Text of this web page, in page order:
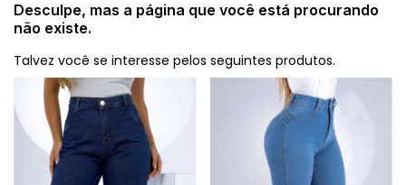
Desculpe, mas a página que você está procurando
não existe.
Talvez você se interesse pelos seguintes produtos.